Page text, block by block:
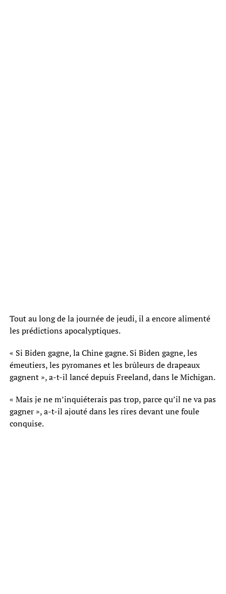
Tout au long de la journée de jeudi, il a encore alimenté
les prédictions apocalyptiques.
« Si Biden gagne, la Chine gagne. Si Biden gagne, les
émeutiers, les pyromanes et les brûleurs de drapeaux
gagnent », a-t-il lancé depuis Freeland, dans le Michigan.
« Mais je ne m’inquiéterais pas trop, parce qu’il ne va pas
gagner », a-t-il ajouté dans les rires devant une foule
conquise.